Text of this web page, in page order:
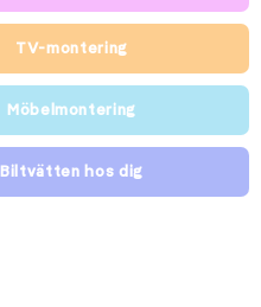
TV-montering
Möbelmontering
Biltvätten hos dig